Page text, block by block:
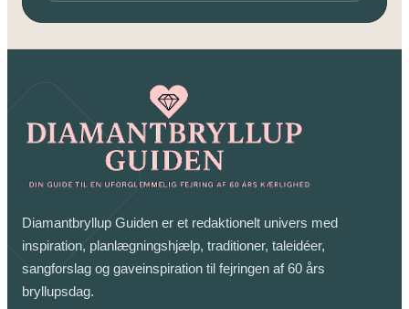
Diamantbryllup Guiden er et redaktionelt univers med
inspiration, planlægningshjælp, traditioner, taleidéer,
sangforslag og gaveinspiration til fejringen af 60 års
bryllupsdag.